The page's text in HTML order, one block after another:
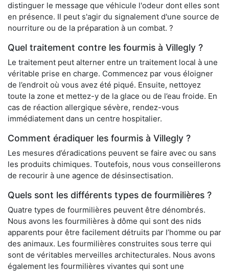
distinguer le message que véhicule l'odeur dont elles sont
en présence. Il peut s'agir du signalement d'une source de
nourriture ou de la préparation à un combat. ?
Quel traitement contre les fourmis à Villegly ?
Le traitement peut alterner entre un traitement local à une
véritable prise en charge. Commencez par vous éloigner
de l’endroit où vous avez été piqué. Ensuite, nettoyez
toute la zone et mettez-y de la glace ou de l’eau froide. En
cas de réaction allergique sévère, rendez-vous
immédiatement dans un centre hospitalier.
Comment éradiquer les fourmis à Villegly ?
Les mesures d’éradications peuvent se faire avec ou sans
les produits chimiques. Toutefois, nous vous conseillerons
de recourir à une agence de désinsectisation.
Quels sont les différents types de fourmilières ?
Quatre types de fourmilières peuvent être dénombrés.
Nous avons les fourmilières à dôme qui sont des nids
apparents pour être facilement détruits par l’homme ou par
des animaux. Les fourmilières construites sous terre qui
sont de véritables merveilles architecturales. Nous avons
également les fourmilières vivantes qui sont une